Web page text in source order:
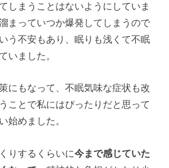
しまうことはないようにしていま
まっていつか爆発してしまうので
う不安もあり、眠りも浅くて不眠
いました。
にもなって、不眠気味な症状も改
ことで私にはぴったりだと思って
始めました。
りするくらいに今まで感じていた